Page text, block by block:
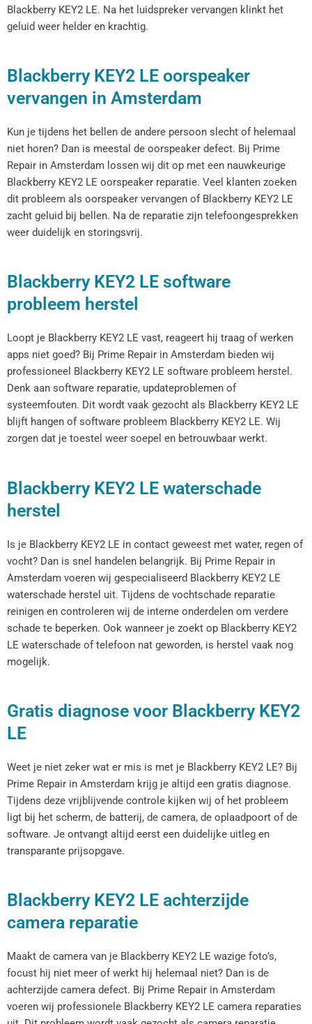
Blackberry KEY2 LE. Na het luidspreker vervangen klinkt het
geluid weer helder en krachtig.
Blackberry KEY2 LE oorspeaker
vervangen in Amsterdam
Kun je tijdens het bellen de andere persoon slecht of helemaal
niet horen? Dan is meestal de oorspeaker defect. Bij Prime
Repair in Amsterdam lossen wij dit op met een nauwkeurige
Blackberry KEY2 LE oorspeaker reparatie. Veel klanten zoeken
dit probleem als oorspeaker vervangen of Blackberry KEY2 LE
zacht geluid bij bellen. Na de reparatie zijn telefoongesprekken
weer duidelijk en storingsvrij.
Blackberry KEY2 LE software
probleem herstel
Loopt je Blackberry KEY2 LE vast, reageert hij traag of werken
apps niet goed? Bij Prime Repair in Amsterdam bieden wij
professioneel Blackberry KEY2 LE software probleem herstel.
Denk aan software reparatie, updateproblemen of
systeemfouten. Dit wordt vaak gezocht als Blackberry KEY2 LE
blijft hangen of software probleem Blackberry KEY2 LE. Wij
zorgen dat je toestel weer soepel en betrouwbaar werkt.
Blackberry KEY2 LE waterschade
herstel
Is je Blackberry KEY2 LE in contact geweest met water, regen of
vocht? Dan is snel handelen belangrijk. Bij Prime Repair in
Amsterdam voeren wij gespecialiseerd Blackberry KEY2 LE
waterschade herstel uit. Tijdens de vochtschade reparatie
reinigen en controleren wij de interne onderdelen om verdere
schade te beperken. Ook wanneer je zoekt op Blackberry KEY2
LE waterschade of telefoon nat geworden, is herstel vaak nog
mogelijk.
Gratis diagnose voor Blackberry KEY2
LE
Weet je niet zeker wat er mis is met je Blackberry KEY2 LE? Bij
Prime Repair in Amsterdam krijg je altijd een gratis diagnose.
Tijdens deze vrijblijvende controle kijken wij of het probleem
ligt bij het scherm, de batterij, de camera, de oplaadpoort of de
software. Je ontvangt altijd eerst een duidelijke uitleg en
transparante prijsopgave.
Blackberry KEY2 LE achterzijde
camera reparatie
Maakt de camera van je Blackberry KEY2 LE wazige foto’s,
focust hij niet meer of werkt hij helemaal niet? Dan is de
achterzijde camera defect. Bij Prime Repair in Amsterdam
voeren wij professionele Blackberry KEY2 LE camera reparaties